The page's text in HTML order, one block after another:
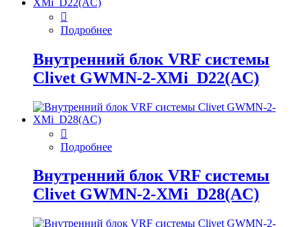
Подробнее
Внутренний блок VRF системы
Clivet GWMN-2-XMi_D22(AC)
Подробнее
Внутренний блок VRF системы
Clivet GWMN-2-XMi_D28(AC)